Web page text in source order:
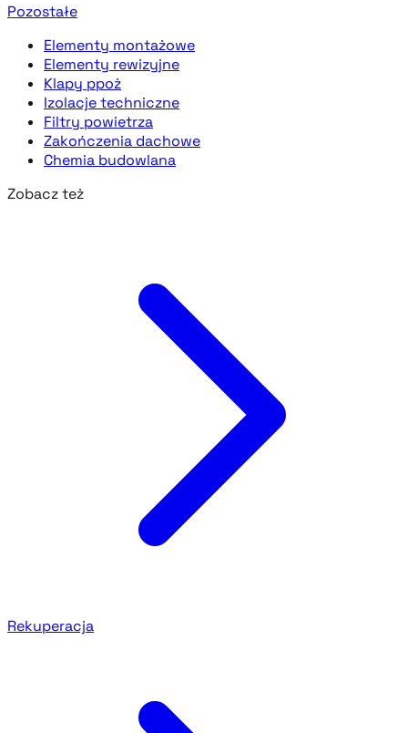
Pozostałe
Elementy montażowe
Elementy rewizyjne
Klapy ppoż
Izolacje techniczne
Filtry powietrza
Zakończenia dachowe
Chemia budowlana
Zobacz też
Rekuperacja